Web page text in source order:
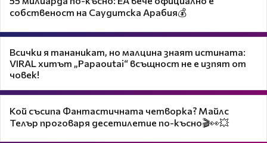
собственост на Саудитска Арабия💰
Всички я тананикат, но малцина знаят истината:
VIRAL хитът „Papaoutai“ всъщност не е изпят от
човек!
Кой съсипа Фантастичната четворка? Майлс
Телър проговаря десетилетие по-късно🎬👀💥